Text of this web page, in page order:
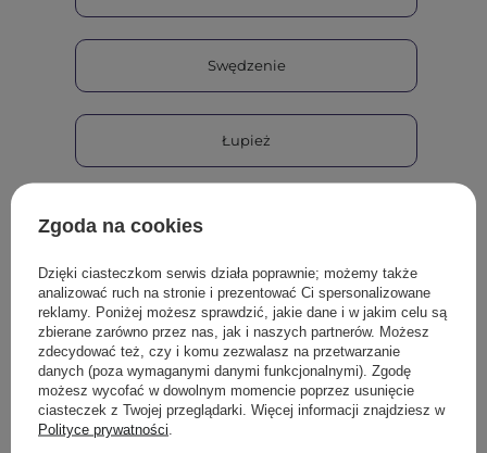
Swędzenie
Łupież
Nadmierne wypadanie włosów
Inne
Zgoda na cookies
Dzięki ciasteczkom serwis działa poprawnie; możemy także
analizować ruch na stronie i prezentować Ci spersonalizowane
reklamy. Poniżej możesz sprawdzić, jakie dane i w jakim celu są
zbierane zarówno przez nas, jak i naszych partnerów. Możesz
zdecydować też, czy i komu zezwalasz na przetwarzanie
danych (poza wymaganymi danymi funkcjonalnymi). Zgodę
możesz wycofać w dowolnym momencie poprzez usunięcie
ciasteczek z Twojej przeglądarki. Więcej informacji znajdziesz w
Polityce prywatności